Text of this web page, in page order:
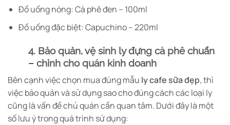
Đồ uống nóng: Cà phê đen – 100ml
Đồ uống đặc biệt: Capuchino – 220ml
4. Bảo quản, vệ sinh ly đựng cà phê chuẩn
– chỉnh cho quán kinh doanh
Bên cạnh việc chọn mua đúng mẫu ly cafe sữa đẹp, thì
việc bảo quản và sử dụng sao cho đúng cách các loại ly
cũng là vấn đề chủ quán cần quan tâm. Dưới đây là một
số lưu ý trong quá trình sử dụng: